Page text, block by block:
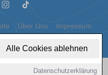
Alle Cookies ablehnen
Datenschutzerklärung
Über Uns Impressum
Cookies
GmbH | Content by: 1a-sites-autos